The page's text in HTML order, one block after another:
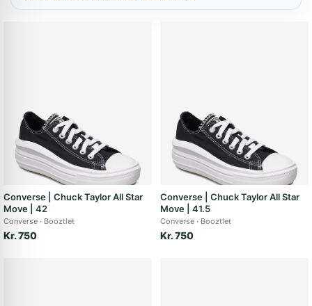
Converse | Chuck Taylor All Star
Move | 42
Converse Booztlet
Kr. 750
Converse | Chuck Taylor All Star
Move | 41.5
Converse Booztlet
Kr. 750